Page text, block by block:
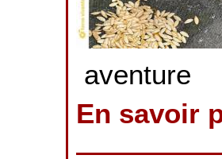
aventure
En savoir